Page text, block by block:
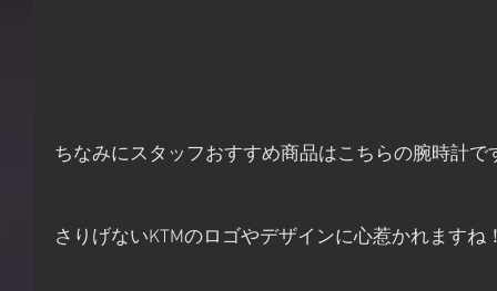
ちなみにスタッフおすすめ商品はこちらの腕時計で
さりげないKTMのロゴやデザインに心惹かれますね